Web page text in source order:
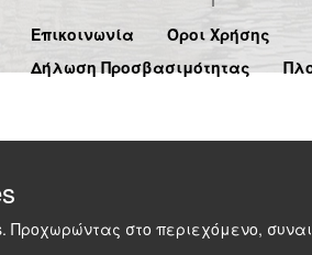
Επικοινωνία
Όροι Χρήσης
Δήλωση Προσβασιμότητας
Προχωρώντας στο περιεχόμενο,